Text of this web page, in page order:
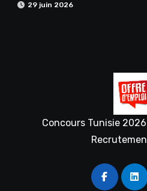
29 juin 2026
Concours Tunisie